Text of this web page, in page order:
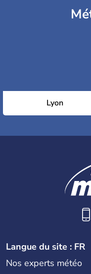
Lyon
Langue du site : FR
Nos experts météo